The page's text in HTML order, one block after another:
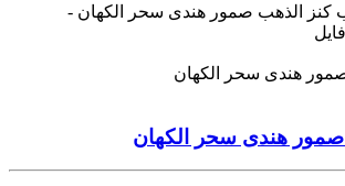
کنز الذهب صمور هندی سحر الکهان -
صمور هندی سحر الکهان